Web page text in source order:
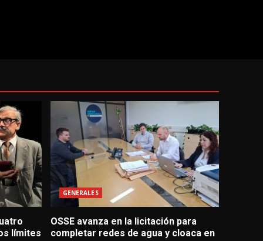
límites
GENERALES
OSSE avanza en la licitación para
completar redes de agua y cloaca en